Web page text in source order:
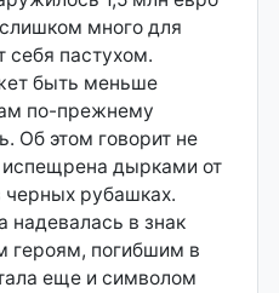
много для
себя пастухом.
быть меньше
по-прежнему
Об этом говорит не
испещрена дырками от
рубашках.
надевалась в знак
героям, погибшим в
еще и символом